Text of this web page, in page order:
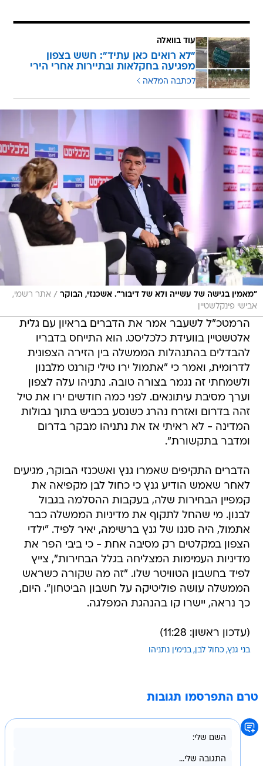
עוד בוואלה
"לא רואים כאן עתיד": חשש בצפון
מפגיעה בחקלאות ובתיירות אחרי הירי
לכתבה המלאה
"מאמין בגישה של עשייה ולא של דיבור". אשכנזי, הבוקר / אתר רשמי,
אבישי פינקלשטיין
הרמטכ"ל לשעבר אמר את הדברים בראיון עם גלית
אלטשטיין בוועידת כלכליסט. הוא התייחס בדבריו
להבדלים בהתנהלות הממשלה בין הזירה הצפונית
לדרומית, ואמר כי "אתמול ירו טילי קורנט מלבנון
ולשמחתי זה נגמר בצורה טובה. נתניהו עלה לצפון
וערך מסיבת עיתונאים. לפני כמה חודשים ירו את טיל
זהה בדרום ואזרח נהרג כשנסע בכביש בתוך גבולות
המדינה - לא ראיתי אז את נתניהו מבקר בדרום
ומדבר בתקשורת".
הדברים התקיפים שאמרו גנץ ואשכנזי הבוקר, מגיעים
לאחר שאמש הודיע גנץ כי כחול לבן מקפיאה את
קמפיין הבחירות שלה, בעקבות ההסלמה בגבול
לבנון. מי שהחל לתקוף את מדיניות הממשלה כבר
אתמול, היה סגנו של גנץ ברשימה, יאיר לפיד. "‏ילדי
הצפון במקלטים רק מסיבה אחת - כי ביבי הפר את
מדיניות העמימות המצליחה בגלל הבחירות", צייץ
לפיד בחשבון הטוויטר שלו. "זה מה שקורה כשראש
הממשלה עושה פוליטיקה על חשבון הביטחון". היום,
כך נראה, יישרו קו בהנהגת המפלגה.
(עדכון ראשון: 11:28)
בני גנץ כחול לבן בנימין נתניהו
טרם התפרסמו תגובות